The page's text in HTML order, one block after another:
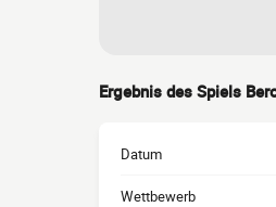
Ergebnis des Spiels
Datum
Wettbewerb